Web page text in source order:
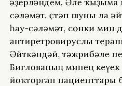
сәләмәт. Өҫтәп шуны ла
һау-сәләмәт, сөнки мин
антиретровируслы
Әйткәндәй, тәжрибәле
Биглованың минең
йоҡторған пациенттары